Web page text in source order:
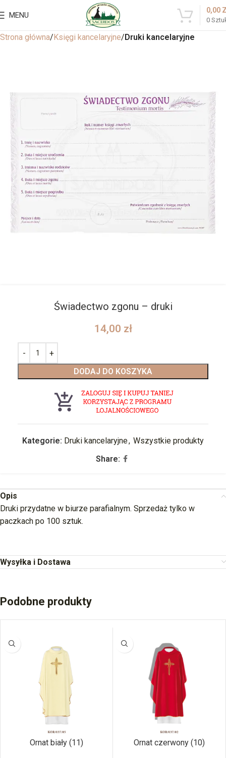
MENU
0
0,00
Strona główna Księgi kancelaryjne Druki kancelaryjne
Świadectwo zgonu – druki
14,00 zł
DODAJ DO KOSZYKA
Kategorie: Druki kancelaryjne, Wszystkie produkty
Share:
Opis
Druki przydatne w biurze parafialnym. Sprzedaż tylko w
paczkach po 100 sztuk.
Wysyłka i Dostawa
Podobne produkty
Ornat biały (11) Ornat czerwony (10)